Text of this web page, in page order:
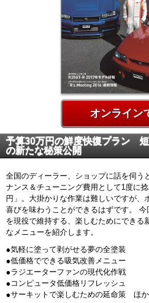
オンライン
予算30万円の鮮度快復プラン
の新たな秘策公開
全国のディーラー、ショップに話を伺う
ナンス＆チューニング費用として1度に
円」。大掛かりな作業は難しいですが、
喜びを味わうことができるはずです。
を現役で維持する、楽しむためにできる
なメニューを紹介します。
●気軽に塗って剥がせる夢の全塗装
●低価格でできる吸気改善メニュー
●ラジエーターファンの現代化作戦
●コンピュータ低価格リフレッシュ
●サーキットで楽しむための延命策 ほか